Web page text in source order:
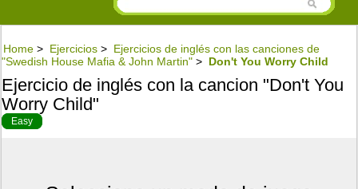
Home > Ejercicios > Ejercicios de inglés con las canciones de
"Swedish House Mafia & John Martin" > Don't You Worry Child
Ejercicio de inglés con la cancion "Don't You
Worry Child"
Easy